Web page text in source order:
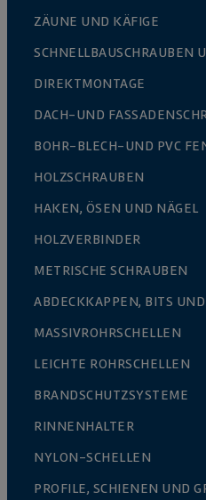
ZÄUNE UND KÄFIGE
SCHNELLBAUSCHRAUBEN
DIREKTMONTAGE
DACH-UND
BOHR-BLECH-UND PVC
HOLZSCHRAUBEN
HAKEN, ÖSEN UND NÄGEL
HOLZVERBINDER
METRISCHE SCHRAUBEN
ABDECKKAPPEN, BITS
MASSIVROHRSCHELLEN
LEICHTE ROHRSCHELLEN
BRANDSCHUTZSYSTEME
RINNENHALTER
NYLON-SCHELLEN
PROFILE, SCHIENEN UND